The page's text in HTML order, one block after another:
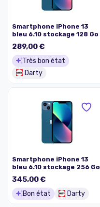
Smartphone iPhone 13
bleu 6.10 stockage 128 Go
289,00 €
Très bon état
Darty
Smartphone iPhone 13
bleu 6.10 stockage 256 Go
345,00 €
Bon état Darty